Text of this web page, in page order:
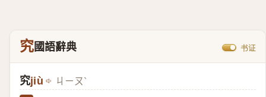
究國語辭典 书证
究jiù ㄐㄧㄡˋ